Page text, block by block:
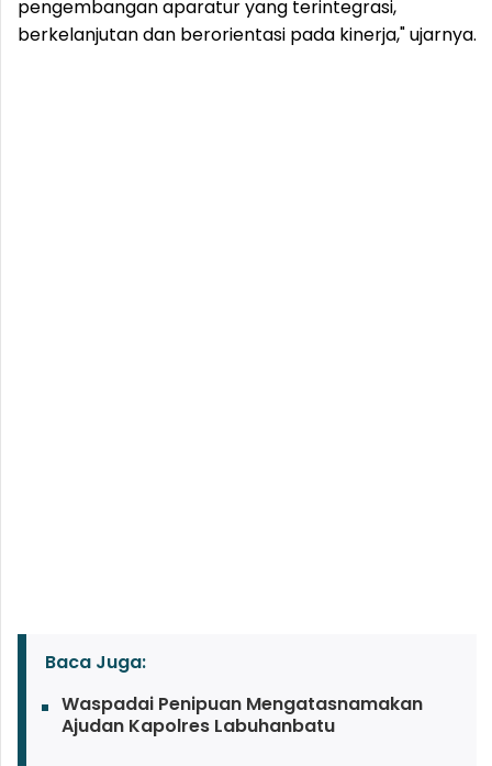
pengembangan aparatur yang terintegrasi,
berkelanjutan dan berorientasi pada kinerja," ujarnya.
Baca Juga:
Waspadai Penipuan Mengatasnamakan
Ajudan Kapolres Labuhanbatu